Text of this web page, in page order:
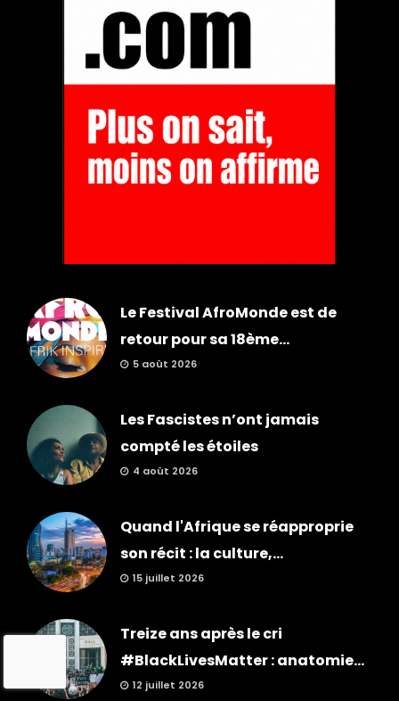
Le Festival AfroMonde est de
retour pour sa 18ème...
5 août 2026
Les Fascistes n’ont jamais
compté les étoiles
4 août 2026
Quand l'Afrique se réapproprie
son récit : la culture,...
15 juillet 2026
Treize ans après le cri
#BlackLivesMatter : anatomie...
12 juillet 2026